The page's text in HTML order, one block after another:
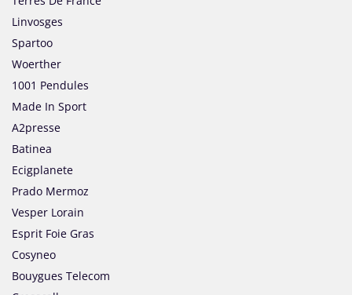
Linvosges
Spartoo
Woerther
1001 Pendules
Made In Sport
A2presse
Batinea
Ecigplanete
Prado Mermoz
Vesper Lorain
Esprit Foie Gras
Cosyneo
Bouygues Telecom